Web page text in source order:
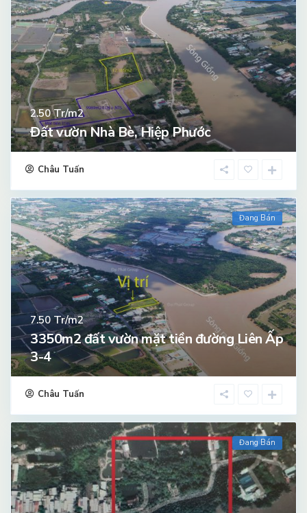
2.50Tr/m2
Đất vườn Nhà Bè, Hiệp Phước
Châu Tuấn
Đang Bán
7.50Tr/m2
3350m2 đất vườn mặt tiền đường Liên Ấp
3-4
Châu Tuấn
Đang Bán